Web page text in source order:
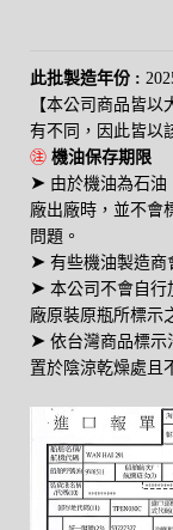
此批製造年份 :
【本公司商品皆
有不同，因此皆以
㊟ 機油保存期限
➤ 由於機油為石油
廠出廠時，並不會
問題。
➤ 有些機油製造商
➤ 本公司不會自行
廠原裝原瓶所標示
➤ 依台灣商品標示
置於陰涼乾燥處且